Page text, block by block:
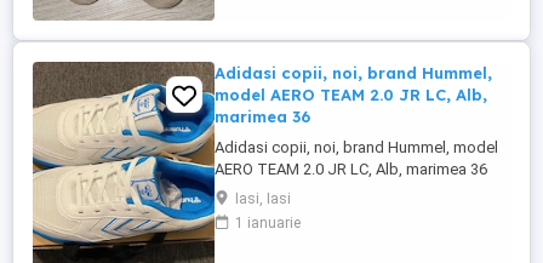
Adidasi copii, noi, brand Hummel,
model AERO TEAM 2.0 JR LC, Alb,
marimea 36
Adidasi copii, noi, brand Hummel, model
AERO TEAM 2.0 JR LC, Alb, marimea 36
Iasi, Iasi
1 ianuarie